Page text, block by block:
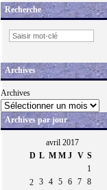
Recherche
Archives
Archives
Archives par jour
avril 2017
D L M M J V S
1
2
3 4 5 6 7
8